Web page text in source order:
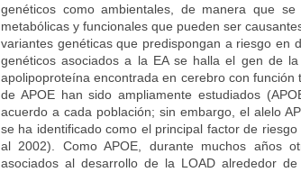
genéticos como ambientales, de manera que
metabólicas y funcionales que pueden ser
variantes genéticas que predispongan a riesgo en
genéticos asociados a la EA se halla el gen de
apolipoproteína encontrada en cerebro con
de APOE han sido ampliamente estudiados
acuerdo a cada población; sin embargo, el alelo
se ha identificado como el principal factor de
al 2002). Como APOE, durante muchos años
asociados al desarrollo de la LOAD alrededor